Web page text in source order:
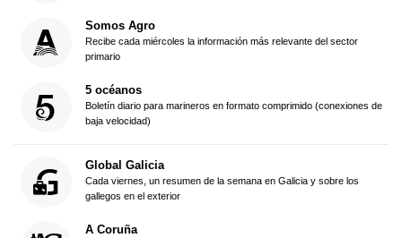
Somos Agro
Recibe cada miércoles la información más relevante del sector
primario
5 océanos
Boletín diario para marineros en formato comprimido (conexiones de
baja velocidad)
Global Galicia
Cada viernes, un resumen de la semana en Galicia y sobre los
gallegos en el exterior
A Coruña